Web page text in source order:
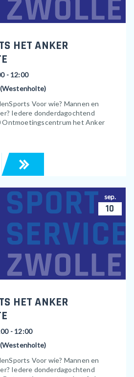
HET ANKER
- 12:00
Voor wie? Mannen en
Iedere donderdagochtend
Ontmoetingscentrum het Anker
sep.
10
HET ANKER
- 12:00
Voor wie? Mannen en
Iedere donderdagochtend